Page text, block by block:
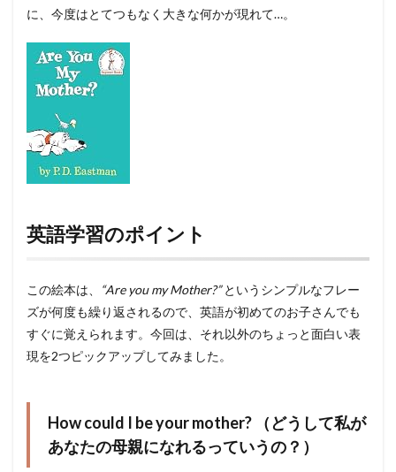
に、今度はとてつもなく大きな何かが現れて…。
英語学習のポイント
この絵本は、 “Are you my Mother?”というシンプルなフレー
ズが何度も繰り返されるので、英語が初めてのお子さんでも
すぐに覚えられます。今回は、それ以外のちょっと面白い表
現を2つピックアップしてみました。
How could I be your mother? （どうして私が
あなたの母親になれるっていうの？）